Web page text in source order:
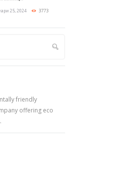
25, 2024 3773
friendly
offering eco